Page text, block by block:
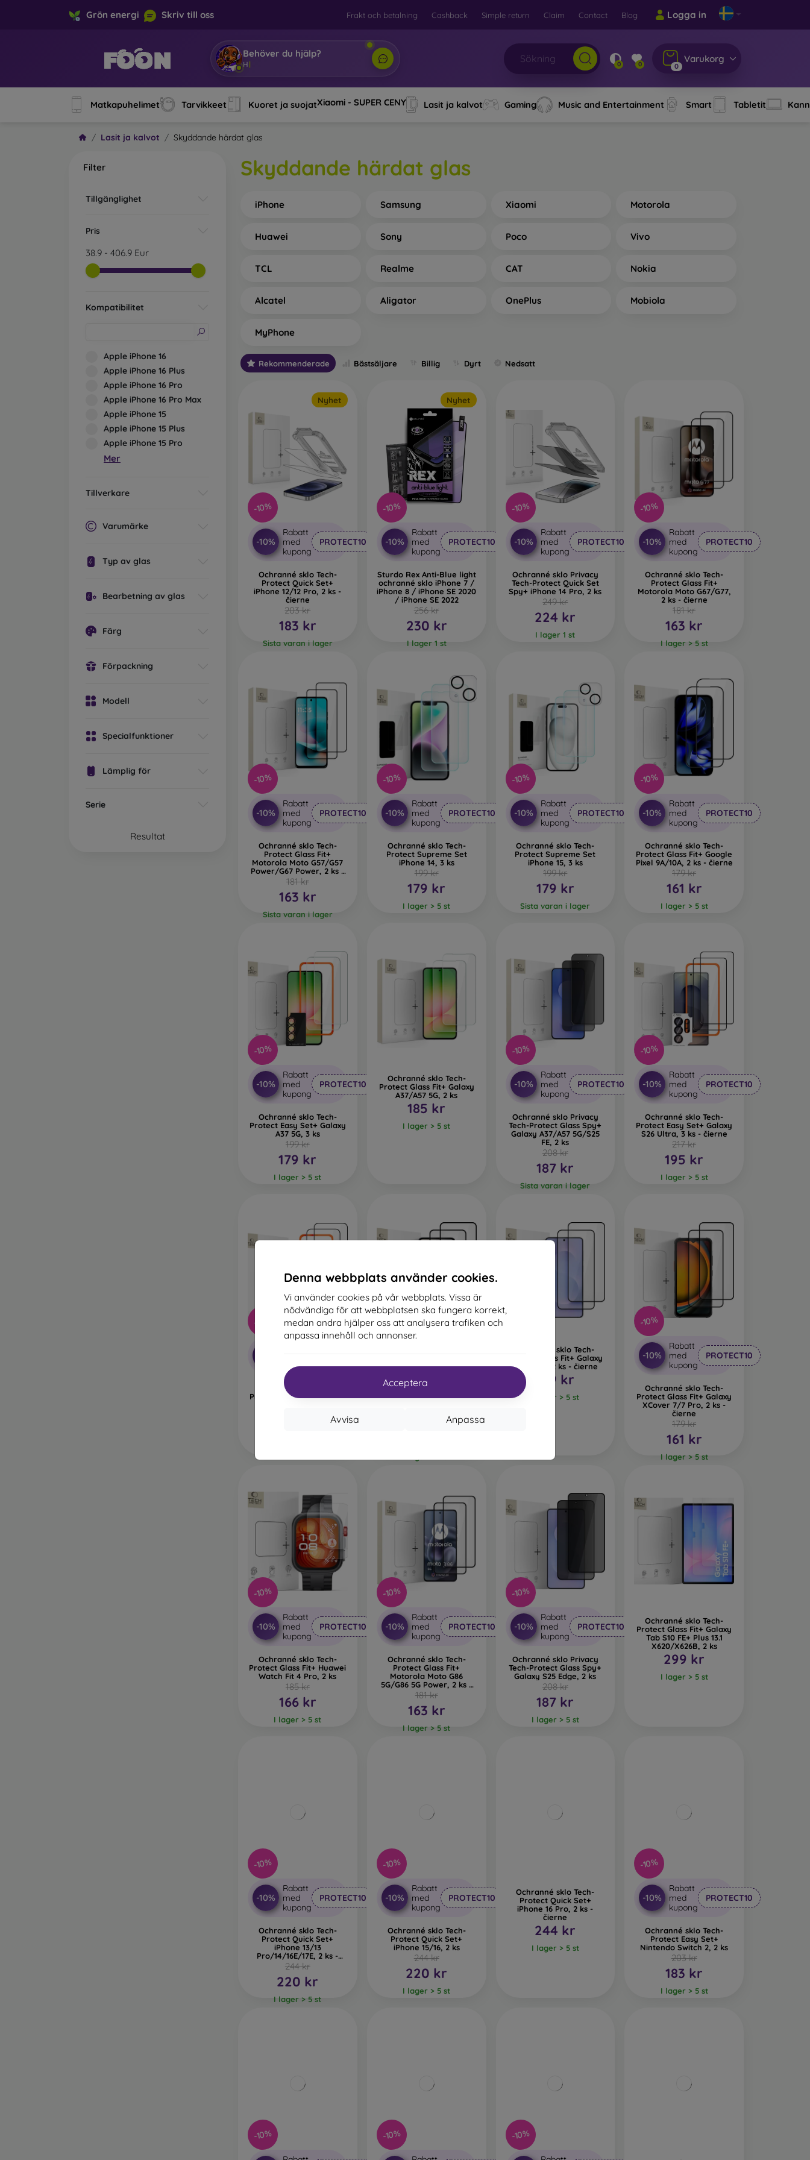
Denna webbplats använder cookies.
Vi använder cookies på vår webbplats. Vissa är
nödvändiga för att webbplatsen ska fungera korrekt,
medan andra hjälper oss att analysera trafiken och
anpassa innehåll och annonser.
Acceptera
Anpassa
Avvisa
Grön energi Skriv till oss Frakt och betalning Cashback Simple return Claim Contact Blog Logga in
Behöver du hjälp?
Jag är Mobi, d 0 0 0
Varukorg
Matkapuhelimet Tarvikkeet Kuoret ja suojatXiaomi - SUPER CENY Lasit ja kalvot Gaming Music and Entertainment Smart Tabletit
Lasit ja kalvot Skyddande härdat glas
Filter
Tillgänglighet
Pris
38.9 - 406.9 Eur
Kompatibilitet
Apple iPhone 16
Apple iPhone 16 Plus
Apple iPhone 16 Pro
Apple iPhone 16 Pro Max
Apple iPhone 15
Apple iPhone 15 Plus
Apple iPhone 15 Pro
Mer
Tillverkare
Varumärke
Typ av glas
Bearbetning av glas
Färg
Förpackning
Modell
Specialfunktioner
Lämplig för
Serie
Resultat
Skyddande härdat glas
iPhone Samsung Xiaomi Motorola
Huawei Sony Poco Vivo
TCL Realme CAT Nokia
Alcatel Aligator OnePlus Mobiola
MyPhone
Rekommenderade Bästsäljare Billig Dyrt Nedsatt
-10%
Nyhet
-10%
Rabatt
med
kupong
PROTECT10
Ochranné sklo Tech-
Protect Quick Set+
iPhone 12/12 Pro, 2 ks -
čierne
203 kr
183 kr
Sista varan i lager
-10%
Nyhet
-10%
Rabatt
med
kupong
PROTECT10
Sturdo Rex Anti-Blue light
ochranné sklo iPhone 7 /
iPhone 8 / iPhone SE 2020
/ iPhone SE 2022
256 kr
230 kr
I lager 1 st
-10%
-10%
Rabatt
med
kupong
PROTECT10
Ochranné sklo Privacy
Tech-Protect Quick Set
Spy+ iPhone 14 Pro, 2 ks
249 kr
224 kr
I lager 1 st
-10%
-10%
Rabatt
med
kupong
PROTECT10
Ochranné sklo Tech-
Protect Glass Fit+
Motorola Moto G67/G77,
2 ks - čierne
181 kr
163 kr
I lager > 5 st
-10%
-10%
Rabatt
med
kupong
PROTECT10
Ochranné sklo Tech-
Protect Glass Fit+
Motorola Moto G57/G57
Power/G67 Power, 2 ks -
čierne
181 kr
163 kr
Sista varan i lager
-10%
-10%
Rabatt
med
kupong
PROTECT10
Ochranné sklo Tech-
Protect Supreme Set
iPhone 14, 3 ks
199 kr
179 kr
I lager > 5 st
-10%
-10%
Rabatt
med
kupong
PROTECT10
Ochranné sklo Tech-
Protect Supreme Set
iPhone 15, 3 ks
199 kr
179 kr
Sista varan i lager
-10%
-10%
Rabatt
med
kupong
PROTECT10
Ochranné sklo Tech-
Protect Glass Fit+ Google
Pixel 9A/10A, 2 ks - čierne
179 kr
161 kr
I lager > 5 st
-10%
-10%
Rabatt
med
kupong
PROTECT10
Ochranné sklo Tech-
Protect Easy Set+ Galaxy
A37 5G, 3 ks
199 kr
179 kr
I lager > 5 st
Ochranné sklo Tech-
Protect Glass Fit+ Galaxy
A37/A57 5G, 2 ks
185 kr
I lager > 5 st
-10%
-10%
Rabatt
med
kupong
PROTECT10
Ochranné sklo Privacy
Tech-Protect Glass Spy+
Galaxy A37/A57 5G/S25
FE, 2 ks
208 kr
187 kr
Sista varan i lager
-10%
-10%
Rabatt
med
kupong
PROTECT10
Ochranné sklo Tech-
Protect Easy Set+ Galaxy
S26 Ultra, 3 ks - čierne
217 kr
195 kr
I lager > 5 st
-10%
kupong
Ochranné sklo Tech-
Protect Easy Set+ Galaxy
-10%
kupong
Ochranné sklo Tech-
Protect Glass Fit+
Ochranné sklo Tech-
Protect Glass Fit+ Galaxy
S25 Edge, 2 ks - čierne
179 kr
I lager > 5 st
-10%
-10%
Rabatt
med
kupong
PROTECT10
Ochranné sklo Tech-
Protect Glass Fit+ Galaxy
XCover 7/7 Pro, 2 ks -
čierne
179 kr
161 kr
I lager > 5 st
-10%
-10%
Rabatt
med
kupong
PROTECT10
Ochranné sklo Tech-
Protect Glass Fit+ Huawei
Watch Fit 4 Pro, 2 ks
185 kr
166 kr
I lager > 5 st
-10%
-10%
Rabatt
med
kupong
PROTECT10
Ochranné sklo Tech-
Protect Glass Fit+
Motorola Moto G86
5G/G86 5G Power, 2 ks -
čierne
181 kr
163 kr
I lager > 5 st
-10%
-10%
Rabatt
med
kupong
PROTECT10
Ochranné sklo Privacy
Tech-Protect Glass Spy+
Galaxy S25 Edge, 2 ks
208 kr
187 kr
I lager > 5 st
Ochranné sklo Tech-
Protect Glass Fit+ Galaxy
Tab S10 FE+ Plus 13.1
X620/X626B, 2 ks
299 kr
I lager > 5 st
-10%
-10%
Rabatt
med
kupong
PROTECT10
Ochranné sklo Tech-
Protect Quick Set+
iPhone 13/13
Pro/14/16E/17E, 2 ks -
čierne
244 kr
220 kr
I lager > 5 st
-10%
-10%
Rabatt
med
kupong
PROTECT10
Ochranné sklo Tech-
Protect Quick Set+
iPhone 15/16, 2 ks
244 kr
220 kr
I lager > 5 st
Ochranné sklo Tech-
Protect Quick Set+
iPhone 16 Pro, 2 ks -
čierne
244 kr
I lager > 5 st
-10%
-10%
Rabatt
med
kupong
PROTECT10
Ochranné sklo Tech-
Protect Easy Set+
Nintendo Switch 2, 2 ks
203 kr
183 kr
I lager > 5 st
-10% -10% -10%